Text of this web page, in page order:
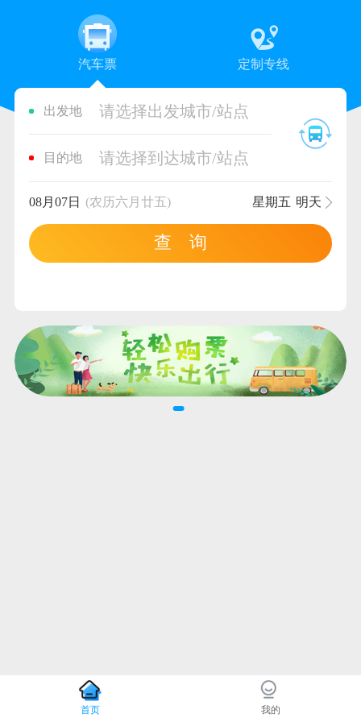
汽车票 定制专线
出发地 请选择出发城市/站点
目的地 请选择到达城市/站点
08月07日 (农历六月廿五) 星期五 明天
查 询
首页 我的